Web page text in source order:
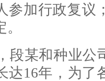
参加行政复议
段某和种业公
达16年，为了